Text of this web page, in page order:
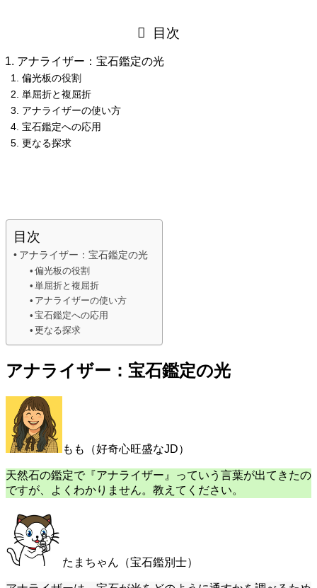
目次
アナライザー：宝石鑑定の光
偏光板の役割
単屈折と複屈折
アナライザーの使い方
宝石鑑定への応用
更なる探求
目次
アナライザー：宝石鑑定の光
偏光板の役割
単屈折と複屈折
アナライザーの使い方
宝石鑑定への応用
更なる探求
アナライザー：宝石鑑定の光
もも（好奇心旺盛なJD）
天然石の鑑定で『アナライザー』っていう言葉が出てきたの
ですが、よくわかりません。教えてください。
たまちゃん（宝石鑑別士）